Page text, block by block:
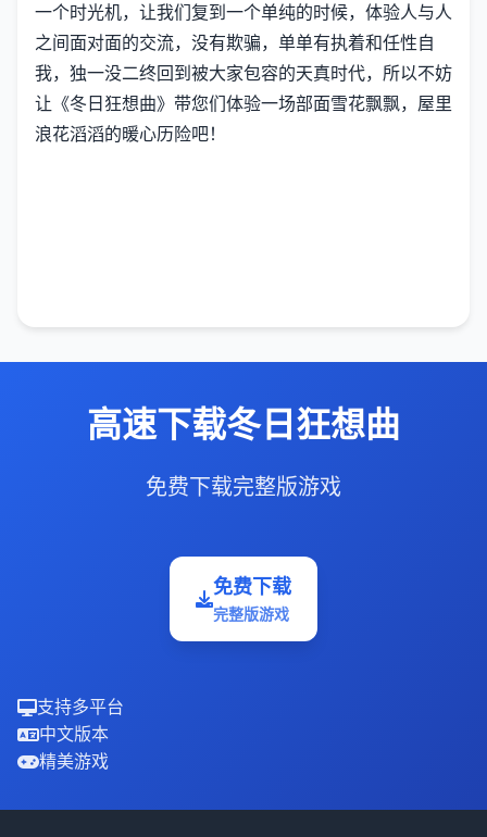
一个时光机，让我们复到一个单纯的时候，体验人与人
之间面对面的交流，没有欺骗，单单有执着和任性自
我，独一没二终回到被大家包容的天真时代，所以不妨
让《冬日狂想曲》带您们体验一场​​部面雪花飘飘，屋里
浪花滔滔​​的暖心历险吧！
高速下载冬日狂想曲
免费下载完整版游戏
免费下载
完整版游戏
支持多平台
中文版本
精美游戏